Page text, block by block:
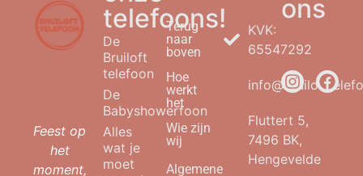
Feest op
het
moment,
telefoons!
De
Bruiloft
telefoon
De
Babyshowerfoon
Alles
wat je
moet
Terug
naar
boven
Hoe
werkt
het
Wie zijn
wij
Algemene
KVK:
65547292
Fluttert 5,
7496 BK,
Hengevelde
ons